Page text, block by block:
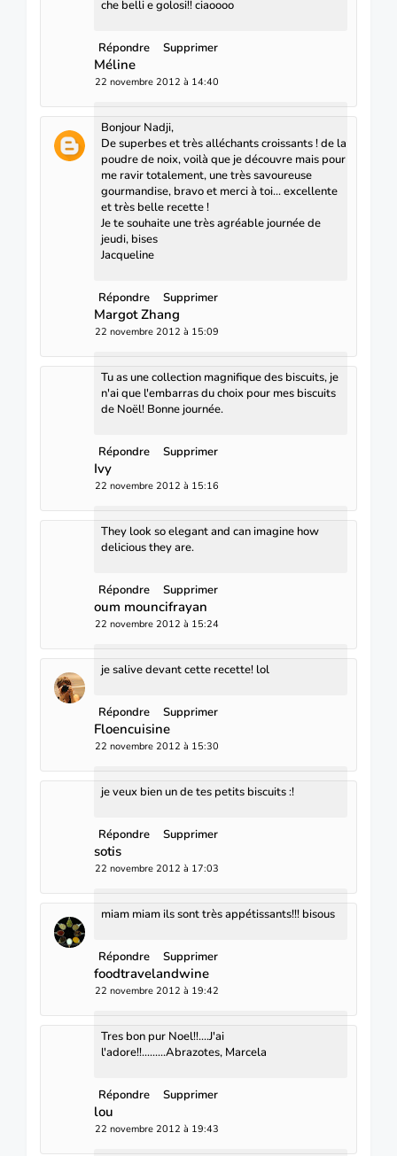
che belli e golosi!! ciaoooo
Répondre Supprimer
Méline
22 novembre 2012 à 14:40
Bonjour Nadji,
De superbes et très alléchants croissants ! de la
poudre de noix, voilà que je découvre mais pour
me ravir totalement, une très savoureuse
gourmandise, bravo et merci à toi... excellente
et très belle recette !
Je te souhaite une très agréable journée de
jeudi, bises
Jacqueline
Répondre Supprimer
Margot Zhang
22 novembre 2012 à 15:09
Tu as une collection magnifique des biscuits, je
n'ai que l'embarras du choix pour mes biscuits
de Noël! Bonne journée.
Répondre Supprimer
Ivy
22 novembre 2012 à 15:16
They look so elegant and can imagine how
delicious they are.
Répondre Supprimer
oum mouncifrayan
22 novembre 2012 à 15:24
je salive devant cette recette! lol
Répondre Supprimer
Floencuisine
22 novembre 2012 à 15:30
je veux bien un de tes petits biscuits :!
Répondre Supprimer
sotis
22 novembre 2012 à 17:03
miam miam ils sont très appétissants!!! bisous
Répondre Supprimer
foodtravelandwine
22 novembre 2012 à 19:42
Tres bon pur Noel!!....J'ai
l'adore!!.........Abrazotes, Marcela
Répondre Supprimer
lou
22 novembre 2012 à 19:43